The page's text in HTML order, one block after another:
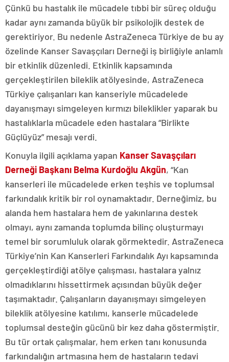
Çünkü bu hastalık ile mücadele tıbbi bir süreç olduğu
kadar aynı zamanda büyük bir psikolojik destek de
gerektiriyor. Bu nedenle AstraZeneca Türkiye de bu ay
özelinde Kanser Savaşçıları Derneği iş birliğiyle anlamlı
bir etkinlik düzenledi. Etkinlik kapsamında
gerçekleştirilen bileklik atölyesinde, AstraZeneca
Türkiye çalışanları kan kanseriyle mücadelede
dayanışmayı simgeleyen kırmızı bileklikler yaparak bu
hastalıklarla mücadele eden hastalara “Birlikte
Güçlüyüz” mesajı verdi.
Konuyla ilgili açıklama yapan Kanser Savaşçıları
Derneği Başkanı Belma Kurdoğlu Akgün, “Kan
kanserleri ile mücadelede erken teşhis ve toplumsal
farkındalık kritik bir rol oynamaktadır. Derneğimiz, bu
alanda hem hastalara hem de yakınlarına destek
olmayı, aynı zamanda toplumda bilinç oluşturmayı
temel bir sorumluluk olarak görmektedir. AstraZeneca
Türkiye’nin Kan Kanserleri Farkındalık Ayı kapsamında
gerçekleştirdiği atölye çalışması, hastalara yalnız
olmadıklarını hissettirmek açısından büyük değer
taşımaktadır. Çalışanların dayanışmayı simgeleyen
bileklik atölyesine katılımı, kanserle mücadelede
toplumsal desteğin gücünü bir kez daha göstermiştir.
Bu tür ortak çalışmalar, hem erken tanı konusunda
farkındalığın artmasına hem de hastaların tedavi